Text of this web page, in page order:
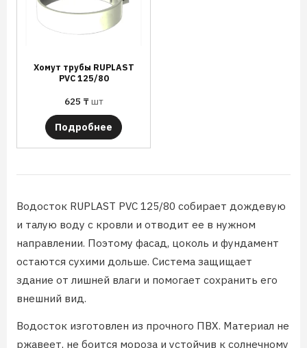
Хомут трубы RUPLAST
PVC 125/80
625 ₸шт
Подробнее
Водосток RUPLAST PVC 125/80 собирает дождевую
и талую воду с кровли и отводит ее в нужном
направлении. Поэтому фасад, цоколь и фундамент
остаются сухими дольше. Система защищает
здание от лишней влаги и помогает сохранить его
внешний вид.
Водосток изготовлен из прочного ПВХ. Материал не
ржавеет, не боится мороза и устойчив к солнечному